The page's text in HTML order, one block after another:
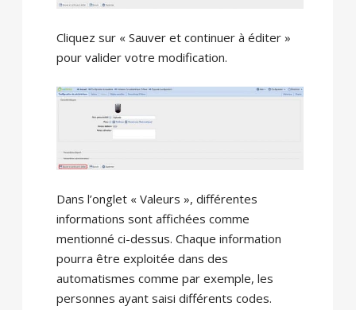
Cliquez sur « Sauver et continuer à éditer »
pour valider votre modification.
Dans l’onglet « Valeurs », différentes
informations sont affichées comme
mentionné ci-dessus. Chaque information
pourra être exploitée dans des
automatismes comme par exemple, les
personnes ayant saisi différents codes.